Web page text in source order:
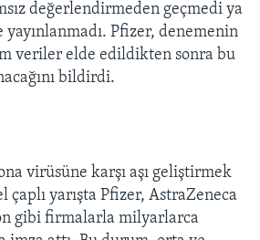
değerlendirmeden geçmedi ya
Pfizer, denemenin
veriler elde edildikten sonra bu
bildirdi.
virüsüne karşı aşı geliştirmek
çaplı yarışta Pfizer, AstraZeneca
gibi firmalarla milyarlarca